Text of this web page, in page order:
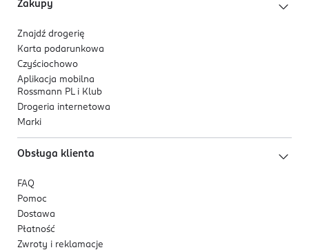
Zakupy
Znajdź drogerię
Karta podarunkowa
Czyściochowo
Aplikacja mobilna
Rossmann PL i Klub
Drogeria internetowa
Marki
Obsługa klienta
FAQ
Pomoc
Dostawa
Płatność
Zwroty i reklamacje